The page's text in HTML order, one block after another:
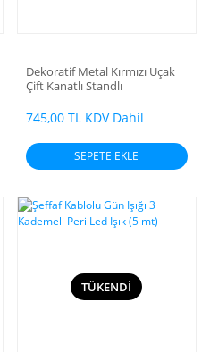
Dekoratif Metal Kırmızı Uçak
Çift Kanatlı Standlı
745,00 TL KDV Dahil
SEPETE EKLE
TÜKENDİ